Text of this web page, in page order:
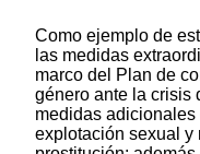
Como ejemplo de
las medidas
marco del Plan de
género ante la crisis
medidas
explotación sexual y